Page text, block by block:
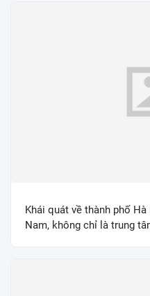
Khái quát về thành phố
Nam, không chỉ là trung